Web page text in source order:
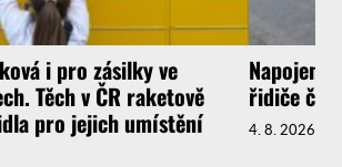
i pro zásilky ve
Těch v ČR raketově
pro jejich umístění
Napojení
řidiče
4. 8. 2026